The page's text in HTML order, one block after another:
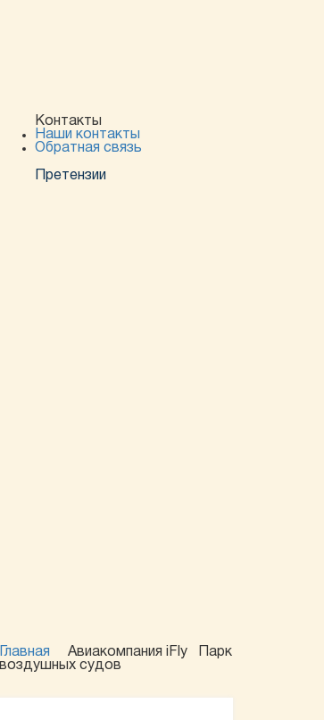
Контакты
Наши контакты
Обратная связь
Претензии
Главная Авиакомпания iFly
Парк
воздушных судов